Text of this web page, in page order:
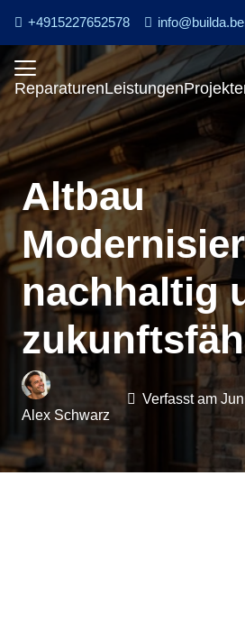
+4915227652578
ReparaturenLeistungen
Altbau
nachhaltig
Alex Schwarz
Verfasst am